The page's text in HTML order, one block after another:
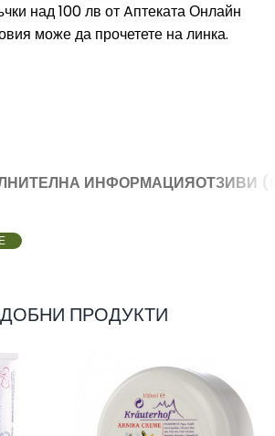
над 100 лв от Aптеката Онлайн
може да прочетете на линка.
ИНФОРМАЦИЯОТЗИВИ
ПРОДУКТИ